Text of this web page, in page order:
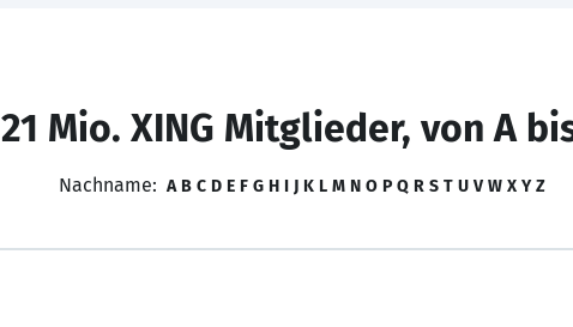
21 Mio. XING Mitglieder, von A
Nachname: A B C D E F G H I J K L M N O P Q R S T U V W X Y Z